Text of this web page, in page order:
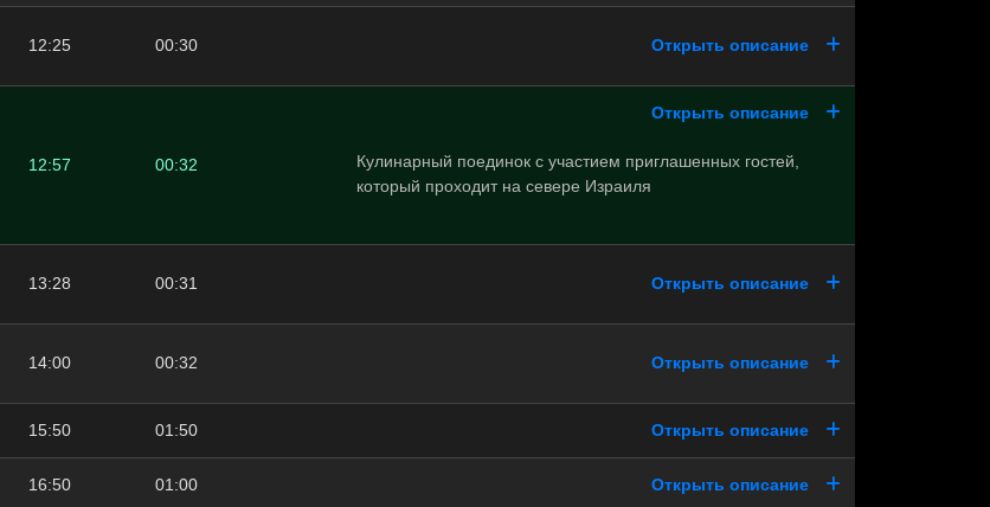
12:25 00:30 Открыть описание
12:57 00:32
Открыть описание
Кулинарный поединок с участием приглашенных гостей,
который проходит на севере Израиля
13:28 00:31 Открыть описание
14:00 00:32 Открыть описание
15:50 01:50 Открыть описание
16:50 01:00 Открыть описание